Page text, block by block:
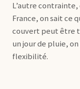
L’autre contrainte,
France, on sait ce
couvert peut être
un jour de pluie,
flexibilité.